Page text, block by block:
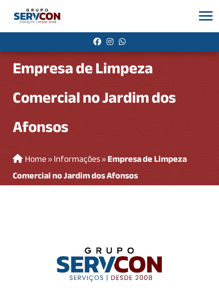
Empresa de Limpeza
Comercial no Jardim dos
Afonsos
Home»Informações»Empresa de Limpeza
Comercial no Jardim dos Afonsos